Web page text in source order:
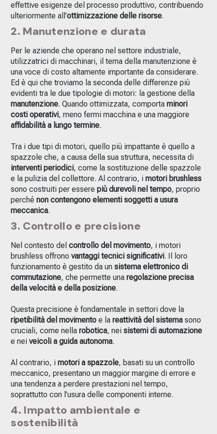
effettive esigenze del processo produttivo, contribuendo
ulteriormente all’ottimizzazione delle risorse.
2. Manutenzione e durata
Per le aziende che operano nel settore industriale,
utilizzatrici di macchinari, il tema della manutenzione è
una voce di costo altamente importante da considerare.
Ed è qui che troviamo la seconda delle differenze più
evidenti tra le due tipologie di motori: la gestione della
manutenzione. Quando ottimizzata, comportaminori
costi operativi, meno fermi macchina e una maggiore
affidabilità a lungo termine.
Tra i due tipi di motori, quello più impattante è quello a
spazzole che, a causa della sua struttura, necessita di
interventi periodici, come la sostituzione delle spazzole
e la pulizia del collettore. Al contrario, imotori brushless
sono costruiti per esserepiù durevoli nel tempo, proprio
perchénon contengono elementi soggetti a usura
meccanica.
3. Controllo e precisione
Nel contesto delcontrollo del movimento, i motori
brushless offronovantaggi tecnici significativi. Il loro
funzionamento è gestito da unsistema elettronico di
commutazione, che permette unaregolazione precisa
della velocità e della posizione.
Questa precisione è fondamentale in settori dove la
ripetibilità del movimento e lareattività del sistema sono
cruciali, come nellarobotica, neisistemi di automazione
e neiveicoli a guida autonoma.
Al contrario, imotori a spazzole, basati su un controllo
meccanico, presentano un maggior margine di errore e
una tendenza a perdere prestazioni nel tempo,
soprattutto con l’usura delle componenti interne.
4. Impatto ambientale e
sostenibilità